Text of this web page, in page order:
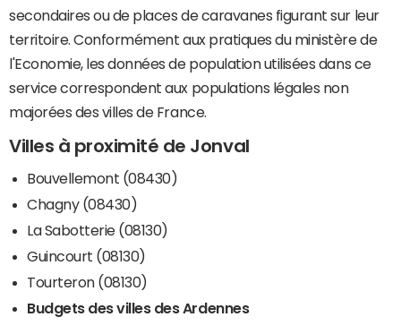
secondaires ou de places de caravanes figurant sur leur
territoire. Conformément aux pratiques du ministère de
l'Economie, les données de population utilisées dans ce
service correspondent aux populations légales non
majorées des villes de France.
Villes à proximité de Jonval
Bouvellemont (08430)
Chagny (08430)
La Sabotterie (08130)
Guincourt (08130)
Tourteron (08130)
Budgets des villes des Ardennes